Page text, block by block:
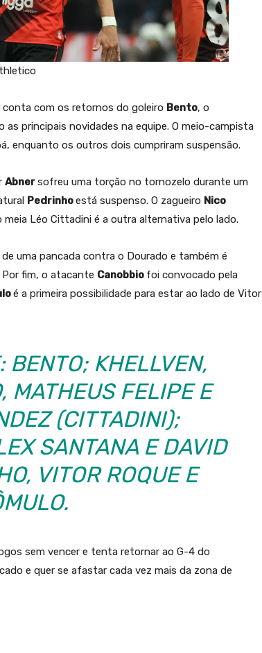
com os retornos do goleiro Bento, o
as principais novidades na equipe. O meio-campista
enquanto os outros dois cumpriram suspensão.
Abnersofreu uma torção no tornozelo durante um
Pedrinhoestá suspenso. O zagueiro Nico
Léo Cittadini é a outra alternativa pelo lado.
uma pancada contra o Dourado e também é
fim, o atacante Canobbio foi convocado pela
é a primeira possibilidade para estar ao lado de Vitor
BENTO; KHELLVEN,
MATHEUS FELIPE E
(CITTADINI);
SANTANA E DAVID
VITOR ROQUE E
sem vencer e tenta retornar ao G-4 do
e quer se afastar cada vez mais da zona de